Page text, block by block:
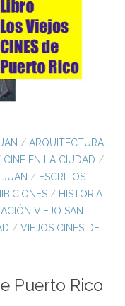
/ ARQUITECTURA
CINE EN LA CIUDAD /
JUAN / ESCRITOS
/ HISTORIA
VIEJO SAN
/ VIEJOS CINES DE
Puerto Rico